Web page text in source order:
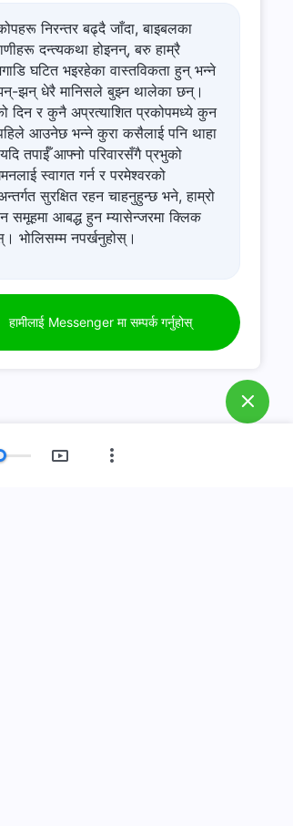
निरन्तर बढ्दै जाँदा, बाइबलका
दन्त्यकथा होइनन्, बरु हाम्रै
घटित भइरहेका वास्तविकता हुन् भन्ने
झन् धेरै मानिसले बुझ्न थालेका छन्।
दिन र कुनै अप्रत्याशित प्रकोपमध्ये कुन
आउनेछ भन्ने कुरा कसैलाई पनि थाहा
तपाईँ आफ्नो परिवारसँगै प्रभुको
स्वागत गर्न र परमेश्‍वरको
सुरक्षित रहन चाहनुहुन्छ भने, हाम्रो
समूहमा आबद्ध हुन म्यासेन्जरमा क्लिक
भोलिसम्म नपर्खनुहोस्।
हामीलाई Messenger मा सम्पर्क गर्नुहोस्